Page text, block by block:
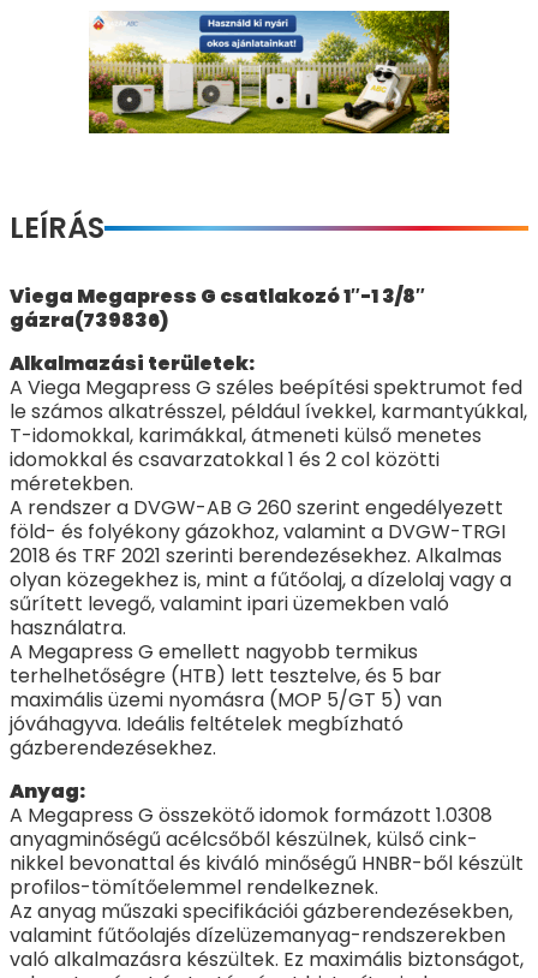
LEÍRÁS
Viega Megapress G csatlakozó 1″-1 3/8″
gázra(739836)
Alkalmazási területek:
A Viega Megapress G széles beépítési spektrumot fed
le számos alkatrésszel, például ívekkel, karmantyúkkal,
T-idomokkal, karimákkal, átmeneti külső menetes
idomokkal és csavarzatokkal 1 és 2 col közötti
méretekben.
A rendszer a DVGW-AB G 260 szerint engedélyezett
föld- és folyékony gázokhoz, valamint a DVGW-TRGI
2018 és TRF 2021 szerinti berendezésekhez. Alkalmas
olyan közegekhez is, mint a fűtőolaj, a dízelolaj vagy a
sűrített levegő, valamint ipari üzemekben való
használatra.
A Megapress G emellett nagyobb termikus
terhelhetőségre (HTB) lett tesztelve, és 5 bar
maximális üzemi nyomásra (MOP 5/GT 5) van
jóváhagyva. Ideális feltételek megbízható
gázberendezésekhez.
Anyag:
A Megapress G összekötő idomok formázott 1.0308
anyagminőségű acélcsőből készülnek, külső cink-
nikkel bevonattal és kiváló minőségű HNBR-ből készült
profilos-tömítőelemmel rendelkeznek.
Az anyag műszaki specifikációi gázberendezésekben,
valamint fűtőolajés dízelüzemanyag-rendszerekben
való alkalmazásra készültek. Ez maximális biztonságot,